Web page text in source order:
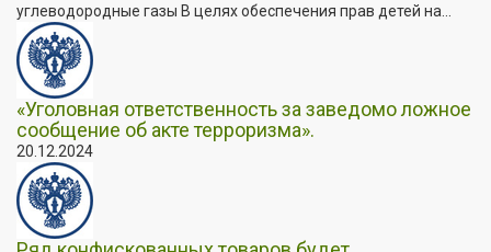
углеводородные газы В целях обеспечения прав детей на...
«Уголовная ответственность за заведомо ложное
сообщение об акте терроризма».
20.12.2024